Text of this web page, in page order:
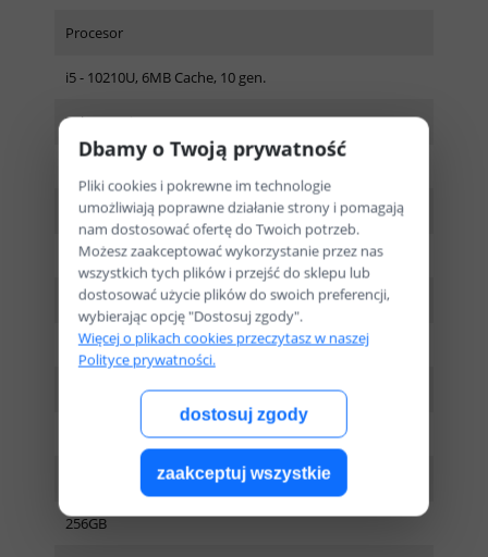
Procesor
i5 - 10210U, 6MB Cache, 10 gen.
Taktowanie
1.60 - 4.20 GHz
Ilość rdzeni
Ilość pamięci RAM
8GB
Typ pamięci RAM
256GB
Dbamy o Twoją prywatność
Pliki cookies i pokrewne im technologie
umożliwiają poprawne działanie strony i pomagają
nam dostosować ofertę do Twoich potrzeb.
Możesz zaakceptować wykorzystanie przez nas
wszystkich tych plików i przejść do sklepu lub
dostosować użycie plików do swoich preferencji,
wybierając opcję "Dostosuj zgody".
Więcej o plikach cookies przeczytasz w naszej
Polityce prywatności.
dostosuj zgody
zaakceptuj wszystkie